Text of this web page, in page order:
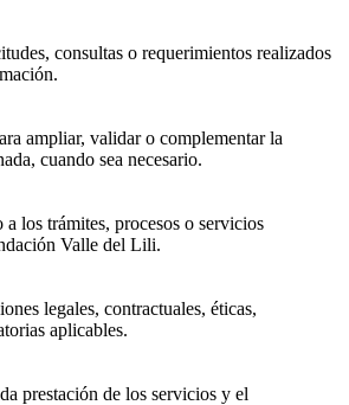
consultas o requerimientos realizados
ampliar, validar o complementar la
cuando sea necesario.
los trámites, procesos o servicios
Valle del Lili.
legales, contractuales, éticas,
aplicables.
prestación de los servicios y el